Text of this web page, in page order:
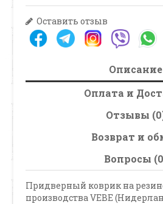
Оставить отзыв
Описание
Оплата и
Отзывы
Возврат и
Вопросы
Придверный коврик на
производства VEBE